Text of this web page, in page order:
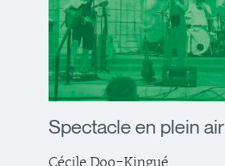
Spectacle en plein air